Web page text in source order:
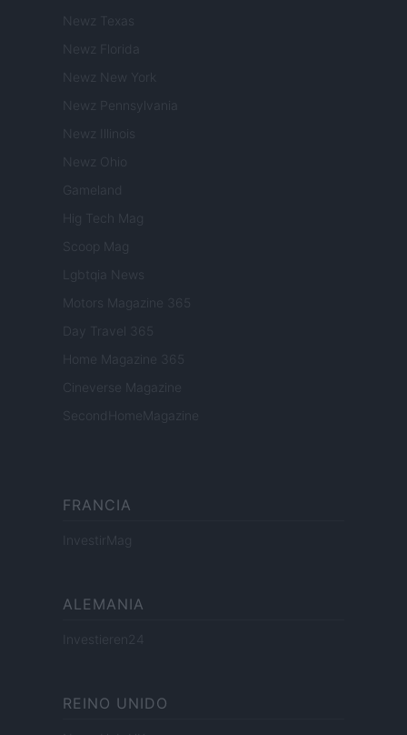
Newz Texas
Newz Florida
Newz New York
Newz Pennsylvania
Newz Illinois
Newz Ohio
Gameland
Hig Tech Mag
Scoop Mag
Lgbtqia News
Motors Magazine 365
Day Travel 365
Home Magazine 365
Cineverse Magazine
SecondHomeMagazine
FRANCIA
InvestirMag
ALEMANIA
Investieren24
REINO UNIDO